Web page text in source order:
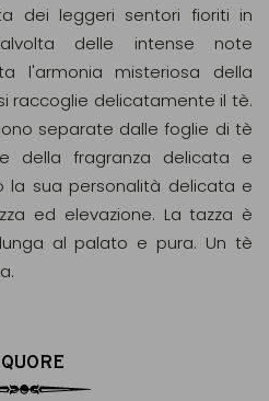
dei leggeri sentori fioriti in
delle intense note
l'armonia misteriosa della
raccoglie delicatamente il tè.
separate dalle foglie di tè
della fragranza delicata e
la sua personalità delicata e
ed elevazione. La tazza è
al palato e pura. Un tè